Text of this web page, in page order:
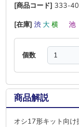
[商品コード] 333-
[在庫] 渋 大 横 池
個数
商品解説
オシ17形キット向け